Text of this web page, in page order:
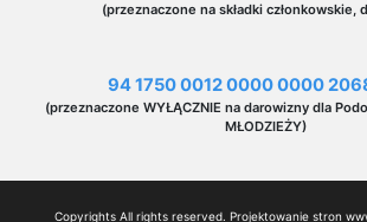
(przeznaczone na składki członkowskie,
94 1750 0012 0000 0000
(przeznaczone WYŁĄCZNIE na darowizny dla
MŁODZIEŻY)
Copyrights All rights reserved. Projektowanie stron